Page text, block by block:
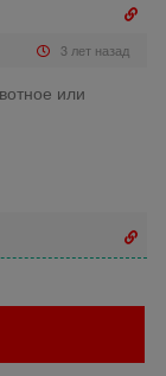
3 лет назад
или